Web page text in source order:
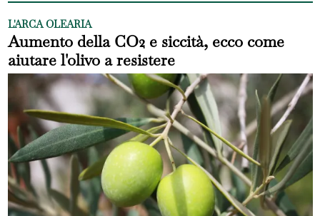
L'ARCA OLEARIA
Aumento della CO2 e siccità, ecco come
aiutare l'olivo a resistere